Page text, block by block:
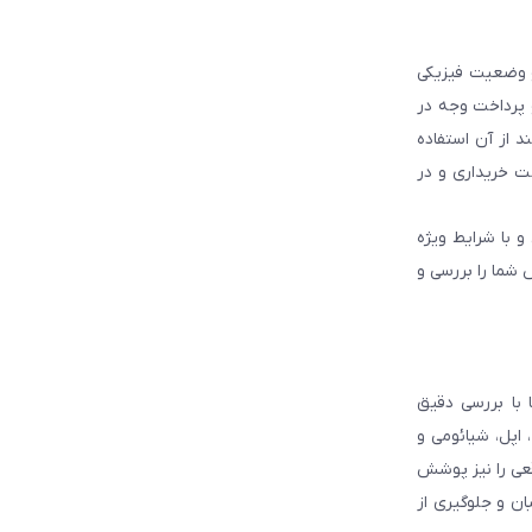
وضعیت فیزیکی
پرداخت وجه در
از آن استفاده
خریداری و در
با شرایط ویژه
شما را بررسی و
بررسی دقیق
شیائومی و
را نیز پوشش
و جلوگیری از